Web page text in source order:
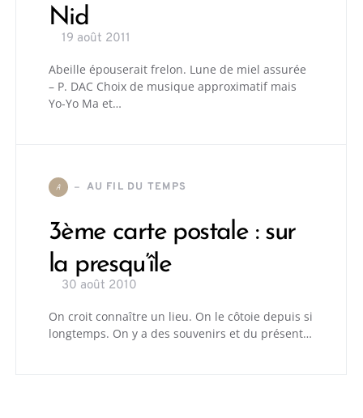
Nid
19 août 2011
Abeille épouserait frelon. Lune de miel assurée
– P. DAC Choix de musique approximatif mais
Yo-Yo Ma et…
A AU FIL DU TEMPS
3ème carte postale : sur
la presqu’île
30 août 2010
On croit connaître un lieu. On le côtoie depuis si
longtemps. On y a des souvenirs et du présent…